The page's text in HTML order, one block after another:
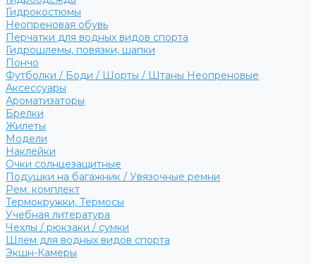
Гидрокостюмы
Неопреновая обувь
Перчатки для водных видов спорта
Гидрошлемы, повязки, шапки
Пончо
Футболки / Боди / Шорты / Штаны Неопреновые
Аксессуары
Ароматизаторы
Брелки
Жилеты
Модели
Наклейки
Очки солнцезащитные
Подушки на багажник / Увязочные ремни
Рем. комплект
Термокружки, Термосы
Учебная литература
Чехлы / рюкзаки / сумки
Шлем для водных видов спорта
Экшн-Камеры